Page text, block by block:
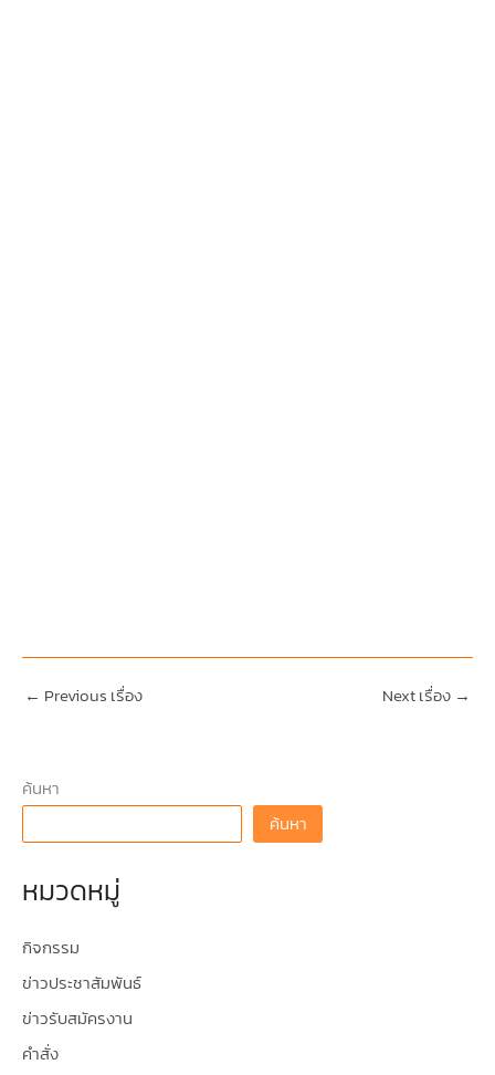
← Previous เรื่อง Next เรื่อง →
ค้นหา
ค้นหา
หมวดหมู่
กิจกรรม
ข่าวประชาสัมพันธ์
ข่าวรับสมัครงาน
คำสั่ง